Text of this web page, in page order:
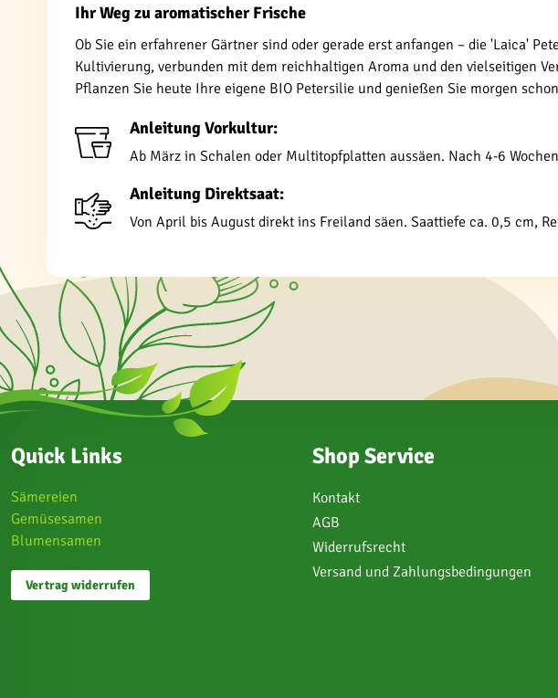
Ihr Weg zu aromatischer Frische
Ob Sie ein erfahrener Gärtner sind oder gerade erst anfangen – die 'Laica'
Kultivierung, verbunden mit dem reichhaltigen Aroma und den vielseitigen
Pflanzen Sie heute Ihre eigene BIO Petersilie und genießen Sie morgen
Anleitung Vorkultur:
Ab März in Schalen oder Multitopfplatten aussäen. Nach 4-6
Anleitung Direktsaat:
Von April bis August direkt ins Freiland säen. Saattiefe ca. 0,5 cm,
Quick Links
Sämereien
Gemüsesamen
Blumensamen
Vertrag widerrufen
Shop Service
Kontakt
AGB
Widerrufsrecht
Versand und Zahlungsbedingungen